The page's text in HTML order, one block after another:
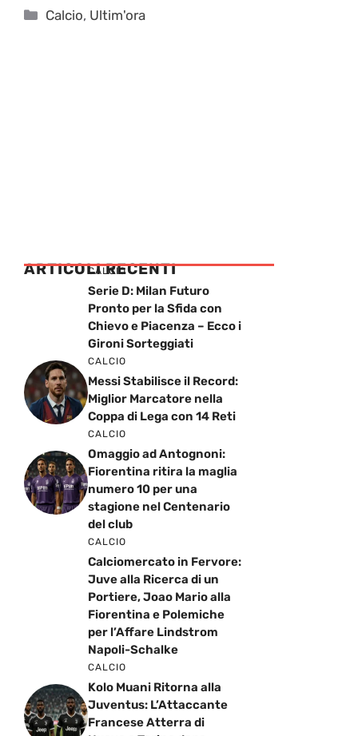
Categorie
Calcio, Ultim'ora
ARTICOLI RECENTI
CALCIO
Serie D: Milan Futuro
Pronto per la Sfida con
Chievo e Piacenza – Ecco i
Gironi Sorteggiati
CALCIO
Messi Stabilisce il Record:
Miglior Marcatore nella
Coppa di Lega con 14 Reti
CALCIO
Omaggio ad Antognoni:
Fiorentina ritira la maglia
numero 10 per una
stagione nel Centenario
del club
CALCIO
Calciomercato in Fervore:
Juve alla Ricerca di un
Portiere, Joao Mario alla
Fiorentina e Polemiche
per l’Affare Lindstrom
Napoli-Schalke
CALCIO
Kolo Muani Ritorna alla
Juventus: L’Attaccante
Francese Atterra di